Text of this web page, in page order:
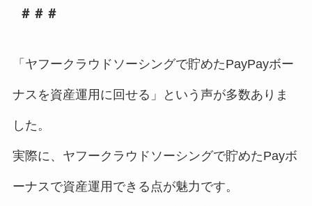
＃＃＃
「ヤフークラウドソーシングで貯めたPayPayボー
ナスを資産運用に回せる」という声が多数ありま
した。
実際に、ヤフークラウドソーシングで貯めたPayボ
ーナスで資産運用できる点が魅力です。